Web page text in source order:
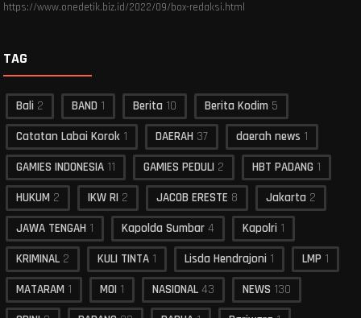
https://www.onedetik.biz.id/2022/09/box-redaksi.html
TAG
Bali 2 BAND 1 Berita 10 Berita Kodim 5
Catatan Labai Korok 1 DAERAH 37 daerah news 1
GAMIES INDONESIA 11 GAMIES PEDULI 2 HBT PADANG 1
HUKUM 2 IKW RI 2 JACOB ERESTE 8 Jakarta 2
JAWA TENGAH 1 Kapolda Sumbar 4 Kapolri 1
KRIMINAL 2 KULI TINTA 1 Lisda Hendrajoni 1 LMP 1
MATARAM 1 MOI 1 NASIONAL 43 NEWS 130